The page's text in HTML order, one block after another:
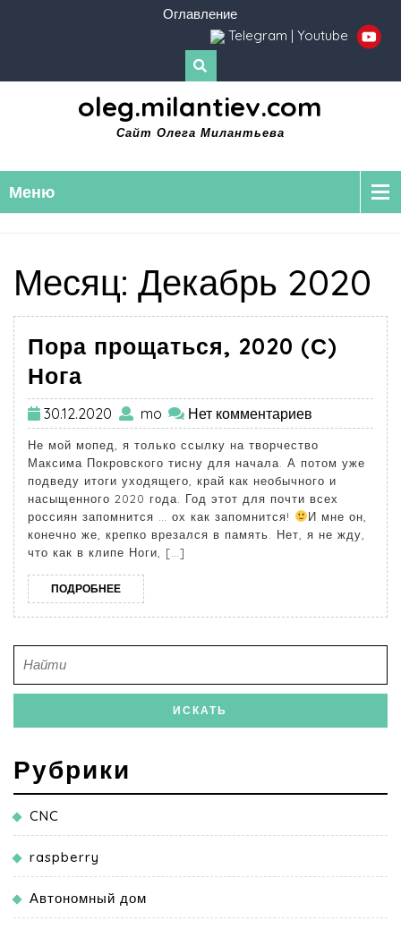
Оглавление
Telegram | Youtube
oleg.milantiev.com
Сайт Олега Милантьева
Меню
Месяц: Декабрь 2020
Пора прощаться, 2020 (С)
Нога
30.12.2020 mo Нет комментариев
Не мой мопед, я только ссылку на творчество
Максима Покровского тисну для начала. А потом уже
подведу итоги уходящего, край как необычного и
насыщенного 2020 года. Год этот для почти всех
россиян запомнится … ох как запомнится!
И мне он,
конечно же, крепко врезался в память. Нет, я не жду,
что как в клипе Ноги, […]
ПОДРОБНЕЕ
Рубрики
CNC
raspberry
Автономный дом